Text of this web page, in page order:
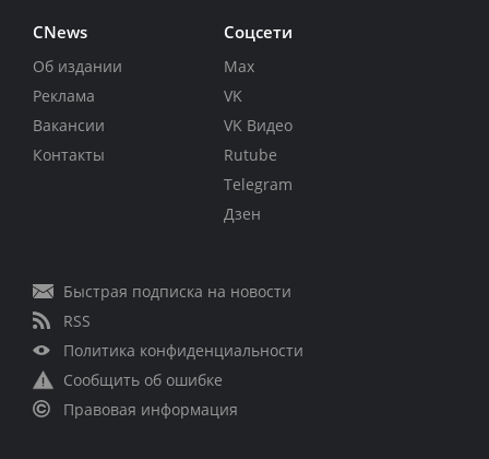
CNews
Об издании
Реклама
Вакансии
Контакты
Соцсети
Max
VK
VK Видео
Rutube
Telegram
Дзен
Быстрая подписка на новости
RSS
Политика конфиденциальности
Сообщить об ошибке
Правовая информация